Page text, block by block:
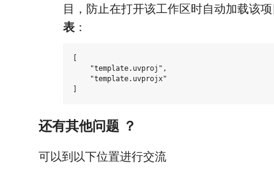
目，防止在打开该工作区时自动加载该
表 ：
[
    "template.uvproj",
    "template.uvprojx"
还有其他问题 ？
可以到以下位置进行交流